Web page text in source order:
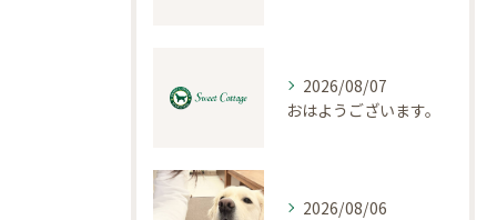
2026/08/07
おはようございます。
2026/08/06